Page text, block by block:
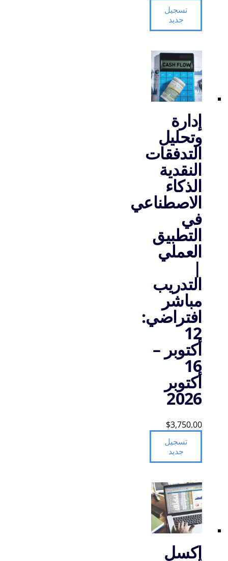
تسجيل
جديد
إدارة
وتحليل
التدفقات
النقدية
الذكاء
الاصطناعي
في
التطبيق
العملي
|
التدريب
مباشر
افتراضي:
12
أكتوبر –
16
أكتوبر
2026
$3,750.00
تسجيل
جديد
إكسل